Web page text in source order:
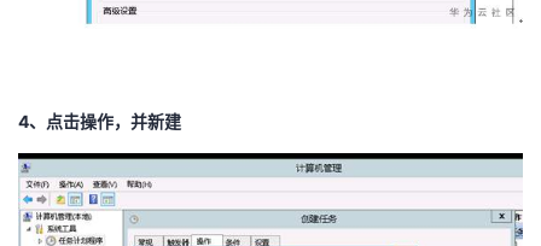
4、 点击操作，并新建